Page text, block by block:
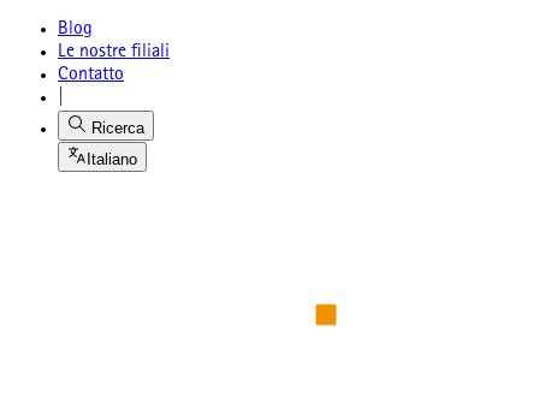
Blog
Le nostre filiali
Contatto
Ricerca
Italiano